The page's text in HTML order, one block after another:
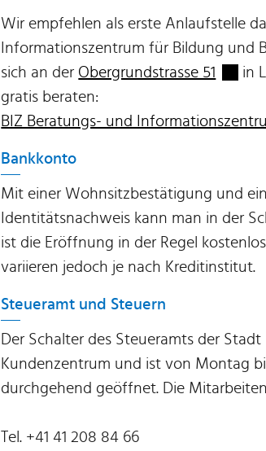
Wir empfehlen als erste Anlaufstelle
Informationszentrum für Bildung und
sich an der Obergrundstrasse 51
in
gratis beraten:
BIZ Beratungs- und
Bankkonto
Mit einer Wohnsitzbestätigung und
Identitätsnachweis kann man in der
ist die Eröffnung in der Regel
variieren jedoch je nach Kreditinstitut.
Steueramt und Steuern
Der Schalter des Steueramts der
Kundenzentrum und ist von Montag
durchgehend geöffnet. Die
Tel. +41 41 208 84 66